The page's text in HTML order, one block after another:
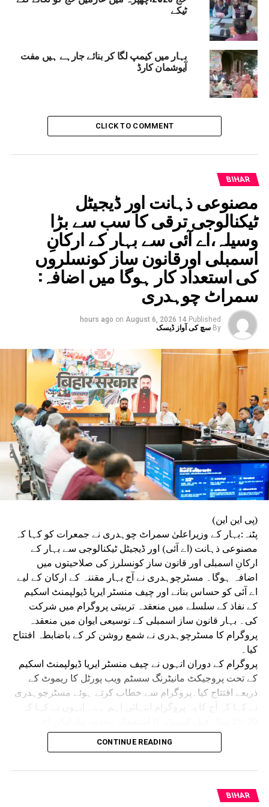
ٹیکے
بہار میں کیمپ لگا کر بنائے جارہے ہیں مفت
آیوشمان کارڈ
CLICK TO COMMENT
BIHAR
مصنوعی ذہانت اور ڈیجیٹل
ٹیکنالوجی ترقی کا سب سے بڑا
وسیلہ،اے آئی سے بہار کے ارکانِ
اسمبلی اورقانون ساز کونسلروں
کی استعداد کار ہوگا میں اضافہ:
سمراٹ چوہدری
Published
14 hours ago
on August 6, 2026
By سچ کی آواز ڈیسک
(پی این این)
پٹنہ:بہار کے وزیراعلیٰ سمراٹ چوہدری نے جمعرات کو کہا کہ
مصنوعی ذہانت (اے آئی) اور ڈیجیٹل ٹیکنالوجی سے بہار کے
ارکانِ اسمبلی اور قانون ساز کونسلرز کی صلاحیتوں میں
اضافہ ہوگا۔ مسٹرچوہدری نے آج بہار مقننہ کے ارکان کے لیے
اے آئی کو حساس بنانے اور چیف منسٹر ایریا ڈیولپمنٹ اسکیم
کے نفاذ کے سلسلے میں منعقدہ تربیتی پروگرام میں شرکت
کی۔ بہار قانون ساز اسمبلی کے توسیعی ایوان میں منعقدہ
پروگرام کا مسٹرچوہدری نے شمع روشن کر کے باضابطہ افتتاح
کیا۔
پروگرام کے دوران انہوں نے چیف منسٹر ایریا ڈیولپمنٹ اسکیم
کے تحت پروجیکٹ مانیٹرنگ سسٹم ویب پورٹل کا ریموٹ کے
ذریعے افتتاح کیا۔پروگرام سے خطاب کرتے ہوئے مسٹرچوہدری
مصنوعی ذہانت اور ڈیجیٹل ٹیکنالوجی حکومت، انتظامیہ اور
ترقی کی سب سے بڑی ضرورت بن چکی ہے۔ تمام وزراء،
اور علاقے کی مناسب ترقی یقینی بنائی جا سکے۔ انہوں نے کہا
CONTINUE READING
BIHAR